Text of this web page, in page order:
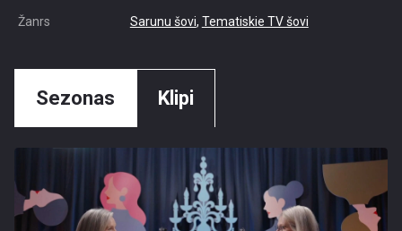
Žanrs Sarunu šovi, Tematiskie TV šovi
Sezonas Klipi